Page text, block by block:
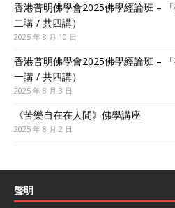
香港普明佛學會2025佛學經論班 –
二講 / 共四講）
2025 年 8 月 10 日
香港普明佛學會2025佛學經論班 –
一講 / 共四講）
2025 年 8 月 3 日
《苦樂自在在人間》佛學講座
2025 年 8 月 2 日
聲明